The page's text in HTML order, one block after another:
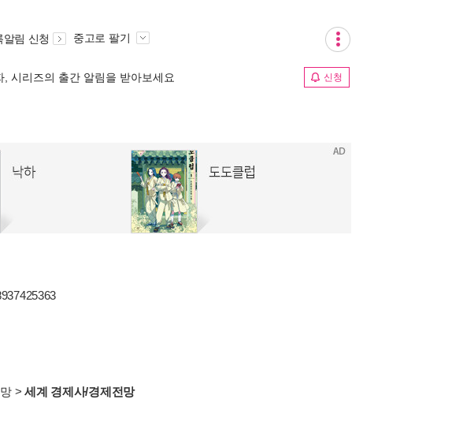
알림 신청 중고로 팔기
, 시리즈의 출간 알림을 받아보세요 신청
>세계 경제사/경제전망